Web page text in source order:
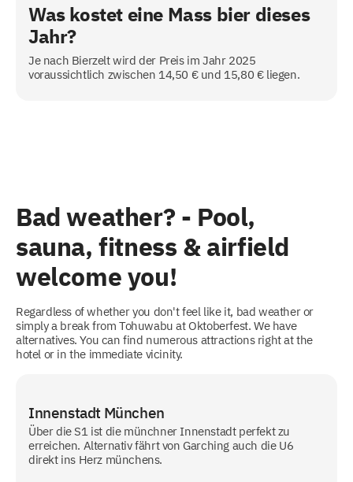
Was kostet eine Mass bier dieses
Jahr?
Je nach Bierzelt wird der Preis im Jahr 2025
voraussichtlich zwischen 14,50 € und 15,80 € liegen.
Bad weather? - Pool,
sauna, fitness & airfield
welcome you!
Regardless of whether you don't feel like it, bad weather or
simply a break from Tohuwabu at Oktoberfest. We have
alternatives. You can find numerous attractions right at the
hotel or in the immediate vicinity.
Innenstadt München
Über die S1 ist die münchner Innenstadt perfekt zu
erreichen. Alternativ fährt von Garching auch die U6
direkt ins Herz münchens.